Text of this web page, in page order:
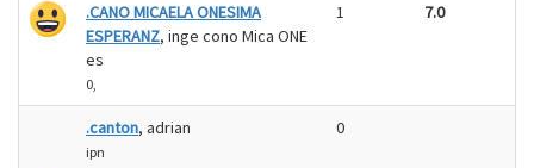
.CANO MICAELA ONESIMA
ESPERANZ, inge cono Mica ONE
es
0,
1 7.0
.canton, adrian
ipn
0